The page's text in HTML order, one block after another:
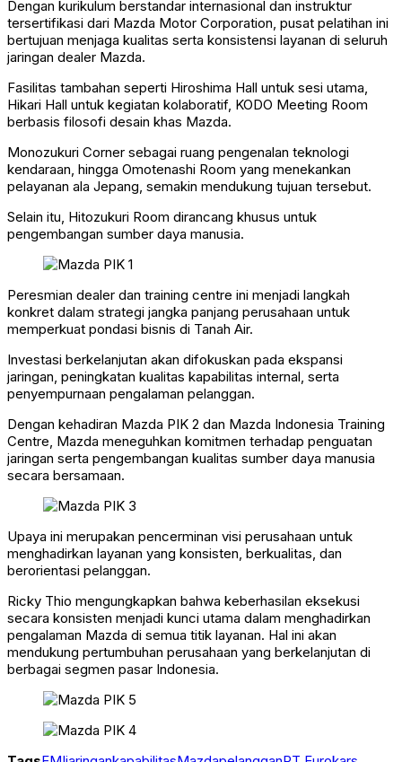
Dengan kurikulum berstandar internasional dan instruktur
tersertifikasi dari Mazda Motor Corporation, pusat pelatihan ini
bertujuan menjaga kualitas serta konsistensi layanan di seluruh
jaringan dealer Mazda.
Fasilitas tambahan seperti Hiroshima Hall untuk sesi utama,
Hikari Hall untuk kegiatan kolaboratif, KODO Meeting Room
berbasis filosofi desain khas Mazda.
Monozukuri Corner sebagai ruang pengenalan teknologi
kendaraan, hingga Omotenashi Room yang menekankan
pelayanan ala Jepang, semakin mendukung tujuan tersebut.
Selain itu, Hitozukuri Room dirancang khusus untuk
pengembangan sumber daya manusia.
Peresmian dealer dan training centre ini menjadi langkah
konkret dalam strategi jangka panjang perusahaan untuk
memperkuat pondasi bisnis di Tanah Air.
Investasi berkelanjutan akan difokuskan pada ekspansi
jaringan, peningkatan kualitas kapabilitas internal, serta
penyempurnaan pengalaman pelanggan.
Dengan kehadiran Mazda PIK 2 dan Mazda Indonesia Training
Centre, Mazda meneguhkan komitmen terhadap penguatan
jaringan serta pengembangan kualitas sumber daya manusia
secara bersamaan.
Upaya ini merupakan pencerminan visi perusahaan untuk
menghadirkan layanan yang konsisten, berkualitas, dan
berorientasi pelanggan.
Ricky Thio mengungkapkan bahwa keberhasilan eksekusi
secara konsisten menjadi kunci utama dalam menghadirkan
pengalaman Mazda di semua titik layanan. Hal ini akan
mendukung pertumbuhan perusahaan yang berkelanjutan di
berbagai segmen pasar Indonesia.